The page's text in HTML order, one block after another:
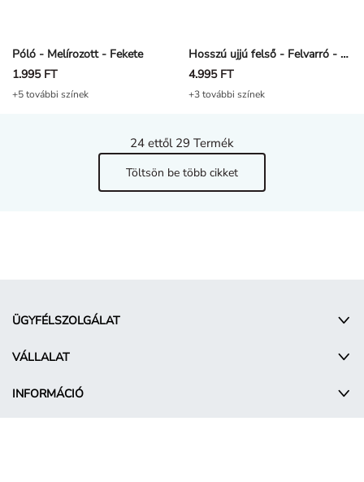
Póló - Melírozott - Fekete
1.995 FT
+5 további színek
Hosszú ujjú felső - Felvarró - Khaki
4.995 FT
+3 további színek
24 ettől 29 Termék
Töltsön be több cikket
ÜGYFÉLSZOLGÁLAT
VÁLLALAT
INFORMÁCIÓ